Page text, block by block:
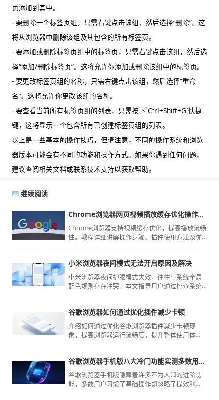
页添加到其中。
- 要删除一个标签页组，只需右键点击该组，然后选择“删除”。这
将从浏览器中删除该组及其包含的所有标签页。
- 要添加或删除标签页组中的标签页，只需右键点击该组，然后选
择“添加/删除标签页”。这将允许你添加或删除该组中的标签页。
- 要更改标签页组的名称，只需右键点击该组，然后选择“重命
名”。这将允许你更改该组的名称。
- 要查看当前所有标签页组的列表，只需按下`Ctrl+Shift+G`快捷
键，这将显示一个包含所有已创建标签页组的列表。
以上是一些基本的操作技巧，但请注意，不同的操作系统和浏览
器版本可能会有不同的功能和操作方式。如果你遇到任何问题，
建议查阅相关文档或联系技术支持以获取帮助。
继续阅读
Chrome浏览器网页视频播放缓存优化操作技巧
Chrome浏览器支持视频缓存优化，提高播放流畅
性。教程详细讲解操作步骤、插件使用方法及优
小米浏览器夜间模式无法开启原因及解决
小米浏览器夜间护眼模式失效，往往与系统全局
配色规则存在冲突。本文指导用户通过排查系统
读视界。
谷歌浏览器如何通过优化插件减少卡顿
介绍如何通过优化谷歌浏览器插件减少卡顿现
象，提高浏览器运行流畅度，提升整体使用体
谷歌浏览器手机版八大冷门功能实测多数用户从未开启
谷歌浏览器手机版隐藏着许多不为人知的进阶功
能，多数用户习惯了基础操作却忽略了提效利